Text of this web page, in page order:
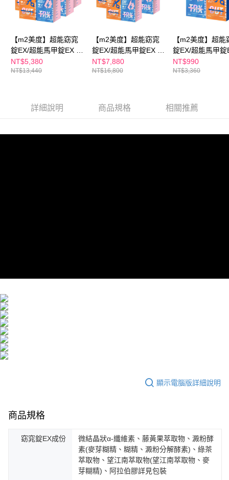
時審查核予不同之上限額度；若仍有額度不足之情形，本公司將視審查結果
請求用戶進行身份認證。
恩沛科技股份有限公司將有權停止該用戶之使用額度並採取法律行動。
離島配送
每筆NT$150，滿NT$1,500(含以上)免運費
海外配送 查看運費
海外配送(澳門) 查看運費
【m2美度】超能窈窕
錠EX/超能馬甲錠EX 升
級版 買4送4組(30錠/
任選8盒)
NT$5,380
NT$13,440
【m2美度】超能窈窕
錠EX/超能馬甲錠EX 升
級版(30錠/任選10盒)
NT$7,880
NT$16,800
【m2美度】超能
錠EX/超能馬甲錠
1送1組(30錠/任
NT$990
NT$3,360
詳細說明 商品規格 相關推薦
顯示電腦版詳細說明
商品規格
窈窕錠EX成份
微結晶狀α-纖維素、藤黃果萃取物、澱粉酵
素(麥芽糊精、糊精、澱粉分解酵素)、綠茶
萃取物、望江南萃取物(望江南萃取物、麥
芽糊精)、阿拉伯膠詳見包裝